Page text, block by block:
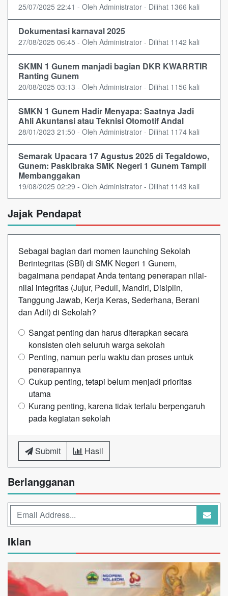
25/07/2025 22:41 - Oleh Administrator - Dilihat 1366 kali
Dokumentasi karnaval 2025
27/08/2025 06:45 - Oleh Administrator - Dilihat 1142 kali
SKMN 1 Gunem manjadi bagian DKR KWARRTIR
Ranting Gunem
20/08/2025 03:13 - Oleh Administrator - Dilihat 1156 kali
SMKN 1 Gunem Hadir Menyapa: Saatnya Jadi
Ahli Akuntansi atau Teknisi Otomotif Andal
28/01/2023 21:50 - Oleh Administrator - Dilihat 1174 kali
Semarak Upacara 17 Agustus 2025 di Tegaldowo,
Gunem: Paskibraka SMK Negeri 1 Gunem Tampil
Membanggakan
19/08/2025 02:29 - Oleh Administrator - Dilihat 1143 kali
Jajak Pendapat
Sebagai bagian dari momen launching Sekolah
Berintegritas (SBI) di SMK Negeri 1 Gunem,
bagaimana pendapat Anda tentang penerapan nilai-
nilai integritas (Jujur, Peduli, Mandiri, Disiplin,
Tanggung Jawab, Kerja Keras, Sederhana, Berani
dan Adil) di Sekolah?
Sangat penting dan harus diterapkan secara
konsisten oleh seluruh warga sekolah
Penting, namun perlu waktu dan proses untuk
penerapannya
Cukup penting, tetapi belum menjadi prioritas
utama
Kurang penting, karena tidak terlalu berpengaruh
pada kegiatan sekolah
Submit Hasil
Berlangganan
Iklan